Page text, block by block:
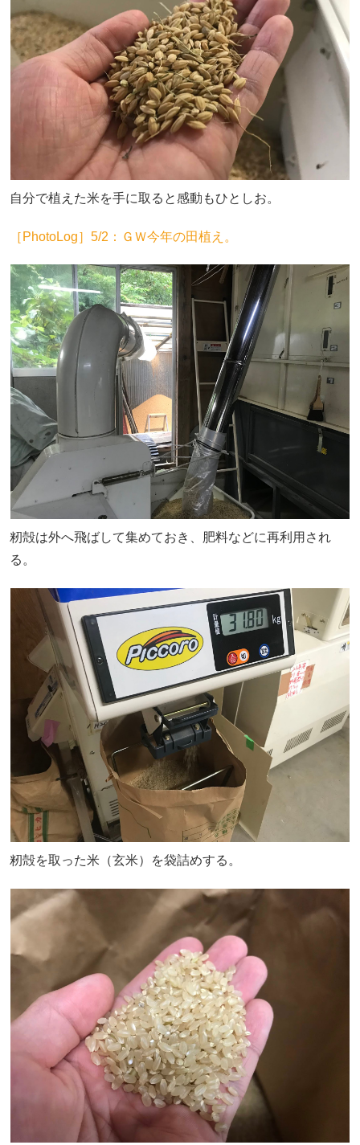
自分で植えた米を手に取ると感動もひとしお。
［PhotoLog］5/2：ＧＷ今年の田植え。
籾殻は外へ飛ばして集めておき、肥料などに再利用され
る。
籾殻を取った米（玄米）を袋詰めする。